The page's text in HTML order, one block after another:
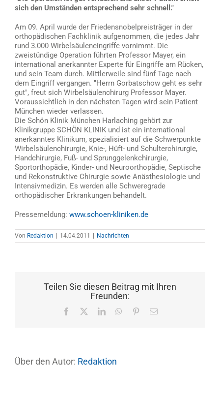
sich den Umständen entsprechend sehr schnell."
Am 09. April wurde der Friedensnobelpreisträger in der
orthopädischen Fachklinik aufgenommen, die jedes Jahr
rund 3.000 Wirbelsäuleneingriffe vornimmt. Die
zweistündige Operation führten Professor Mayer, ein
international anerkannter Experte für Eingriffe am Rücken,
und sein Team durch. Mittlerweile sind fünf Tage nach
dem Eingriff vergangen. "Herrn Gorbatschow geht es sehr
gut", freut sich Wirbelsäulenchirurg Professor Mayer.
Voraussichtlich in den nächsten Tagen wird sein Patient
München wieder verlassen.
Die Schön Klinik München Harlaching gehört zur
Klinikgruppe SCHÖN KLINIK und ist ein international
anerkanntes Klinikum, spezialisiert auf die Schwerpunkte
Wirbelsäulenchirurgie, Knie-, Hüft- und Schulterchirurgie,
Handchirurgie, Fuß- und Sprunggelenkchirurgie,
Sportorthopädie, Kinder- und Neuroorthopädie, Septische
und Rekonstruktive Chirurgie sowie Anästhesiologie und
Intensivmedizin. Es werden alle Schweregrade
orthopädischer Erkrankungen behandelt.
Pressemeldung: www.schoen-kliniken.de
Von Redaktion | 14.04.2011 | Nachrichten
Teilen Sie diesen Beitrag mit Ihren
Freunden:
Facebook LinkedInWhatsApp
Pinterest
E-
Über den Autor: Redaktion